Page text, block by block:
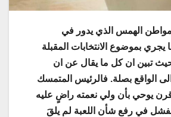
الهمس الذي يدور في
يجري بموضوع الانتخابات المقبلة
حيث تبين ان كل ما يقال عن ان
الى الواقع بصلة. فالرئيس المتمسك
يوحي بأن ولي نعمته راضٍ عليه
في رفع شأن اللعبة لم يلقَ